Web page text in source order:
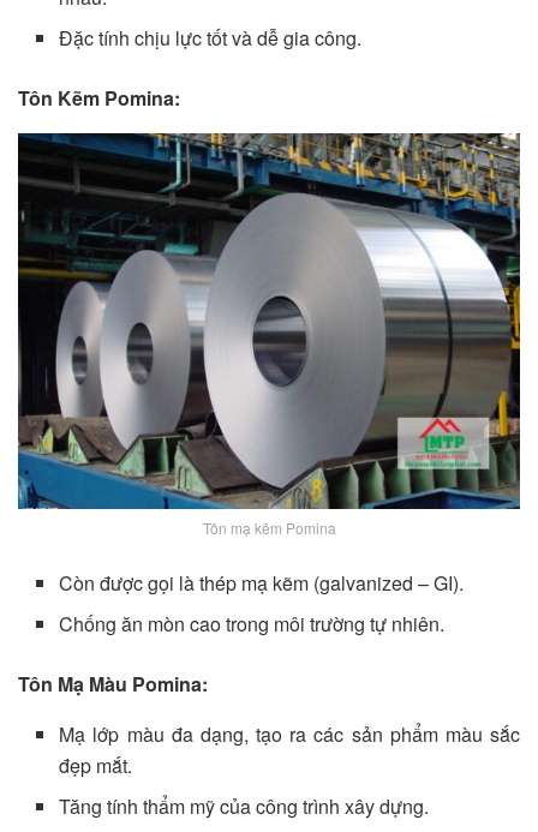
Đặc tính chịu lực tốt và dễ gia công.
Tôn Kẽm Pomina:
Tôn mạ kẽm Pomina
Còn được gọi là thép mạ kẽm (galvanized – GI).
Chống ăn mòn cao trong môi trường tự nhiên.
Tôn Mạ Màu Pomina:
Mạ lớp màu đa dạng, tạo ra các sản phẩm màu sắc
đẹp mắt.
Tăng tính thẩm mỹ của công trình xây dựng.